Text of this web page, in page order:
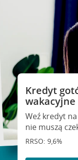
Kredyt
Weź kredyt
nie muszą
RRSO: 9,6%